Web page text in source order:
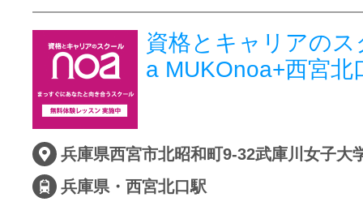
資格とキャリアのス
a MUKOnoa+西宮北
兵庫県・西宮北口駅